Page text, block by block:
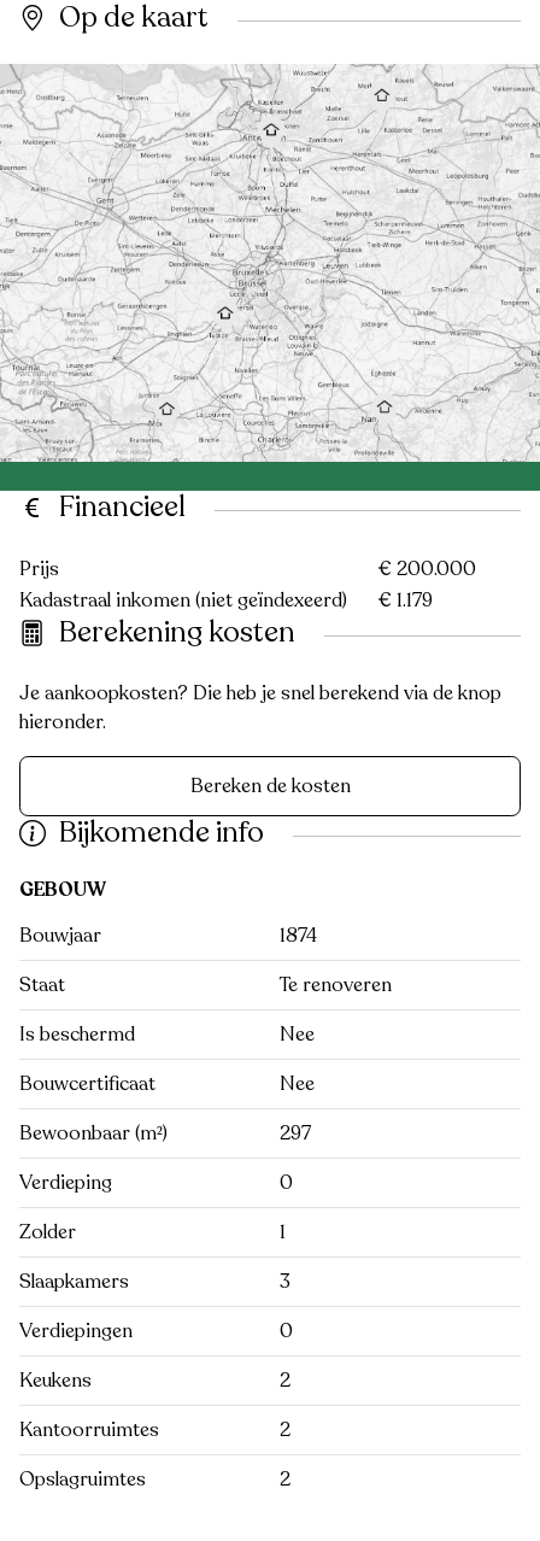
Op de kaart
Financieel
Prijs
€ 200.000
Kadastraal inkomen (niet geïndexeerd)
€ 1.179
Berekening kosten
Je aankoopkosten? Die heb je snel berekend via de knop
hieronder.
Bereken de kosten
Bijkomende info
GEBOUW
Bouwjaar
1874
Staat
Te renoveren
Is beschermd
Nee
Bouwcertificaat
Nee
Bewoonbaar (m²)
297
Verdieping
0
Zolder
1
Slaapkamers
3
Verdiepingen
0
Keukens
2
Kantoorruimtes
2
Opslagruimtes
2